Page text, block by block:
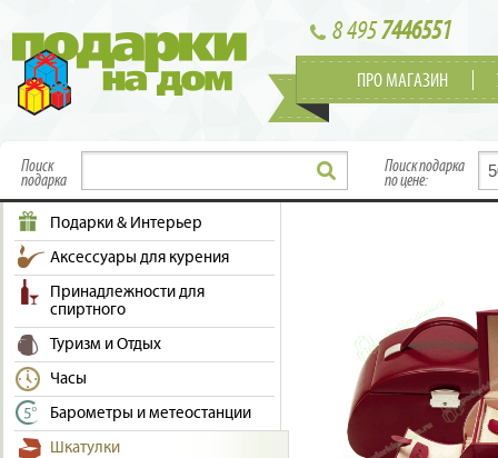
8 4957446551
ПРО МАГАЗИН
Поиск
подарка
Поиск подарка
по цене:
Подарки & Интерьер
Аксессуары для курения
Принадлежности для
спиртного
Туризм и Отдых
Часы
Барометры и метеостанции
Шкатулки